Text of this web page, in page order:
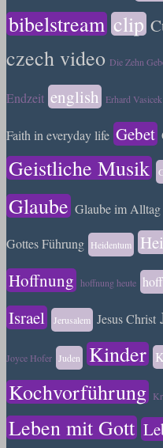
bibelstream clip
czech video Die Zehn
Endzeit english Erhard Vasicek
Faith in everyday life Gebet
Geistliche Musik
Glaube Glaube im Alltag
Gottes Führung Heidentum
Hoffnung hoffnung heute
Israel
Jerusalem Jesus Christ
Joyce Hofer Juden Kinder
Kochvorführung
Leben mit Gott